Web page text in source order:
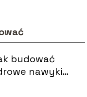
budować
nawyki